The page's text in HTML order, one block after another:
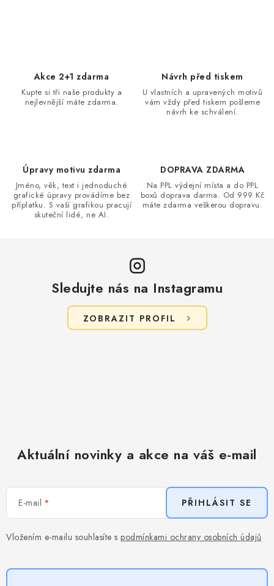
y
Akce 2+1 zdarma
Kupte si tři naše produkty a
nejlevnější máte zdarma.
Návrh před tiskem
U vlastních a upravených motivů
vám vždy před tiskem pošleme
návrh ke schválení.
Úpravy motivu zdarma
Jméno, věk, text i jednoduché
grafické úpravy provádíme bez
příplatku. S vaší grafikou pracují
skuteční lidé, ne AI.
DOPRAVA ZDARMA
Na PPL výdejní místa a do PPL
boxů doprava darma. Od 999 Kč
máte zdarma veškerou dopravu.
Sledujte nás na Instagramu
ZOBRAZIT PROFIL
Aktuální novinky a akce na váš e-mail
E-mail
Vložením e-mailu souhlasíte s podmínkami ochrany osobních údajů
PŘIHLÁSIT SE